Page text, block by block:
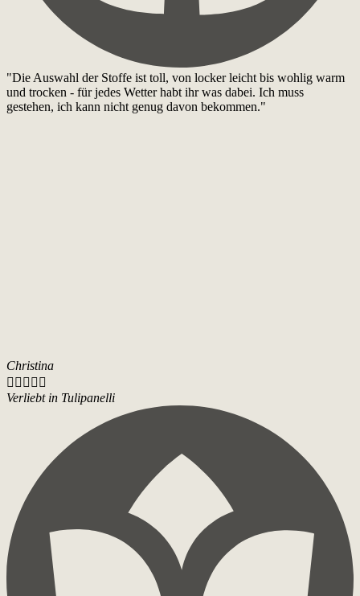
"Die Auswahl der Stoffe ist toll, von locker leicht bis wohlig warm
und trocken - für jedes Wetter habt ihr was dabei. Ich muss
gestehen, ich kann nicht genug davon bekommen."
Christina
    
Verliebt in Tulipanelli